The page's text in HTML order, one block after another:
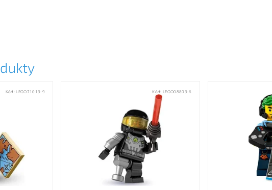
Kód:LEGO71013-9 Kód:LEGO08803-6